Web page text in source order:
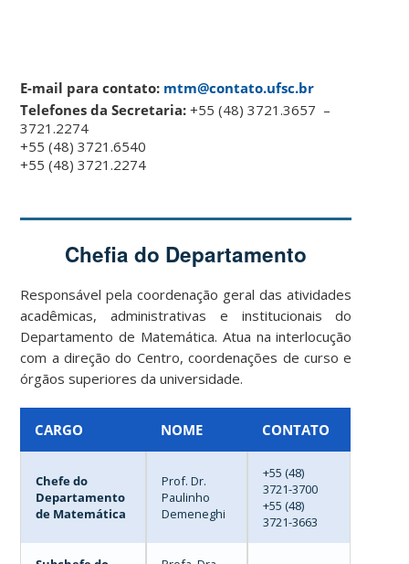
E-mail para contato: mtm@contato.ufsc.br
Telefones da Secretaria:+55 (48) 3721.3657 –
3721.2274
+55 (48) 3721.6540
+55 (48) 3721.2274
Chefia do Departamento
Responsável pela coordenação geral das atividades
acadêmicas, administrativas e institucionais do
Departamento de Matemática. Atua na interlocução
com a direção do Centro, coordenações de curso e
órgãos superiores da universidade.
CARGO NOME CONTATO
Chefe do
Departamento
de Matemática
Prof. Dr.
Paulinho
Demeneghi
+55 (48)
3721-3700
+55 (48)
3721-3663